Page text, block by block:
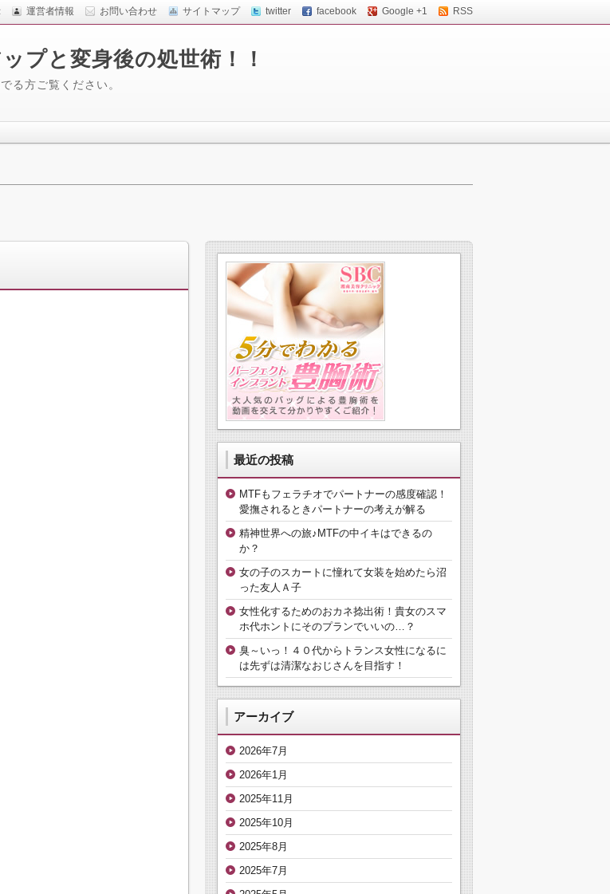
運営者情報 お問い合わせ サイトマップ twitter facebook Google +1 RSS
プと変身後の処世術！！
る方ご覧ください。
最近の投稿
MTFもフェラチオでパートナーの感度確認！
愛撫されるときパートナーの考えが解る
精神世界への旅♪MTFの中イキはできるの
か？
女の子のスカートに憧れて女装を始めたら沼
った友人Ａ子
女性化するためのおカネ捻出術！貴女のスマ
ホ代ホントにそのプランでいいの…？
臭～いっ！４０代からトランス女性になるに
は先ずは清潔なおじさんを目指す！
アーカイブ
2026年7月
2026年1月
2025年11月
2025年10月
2025年8月
2025年7月